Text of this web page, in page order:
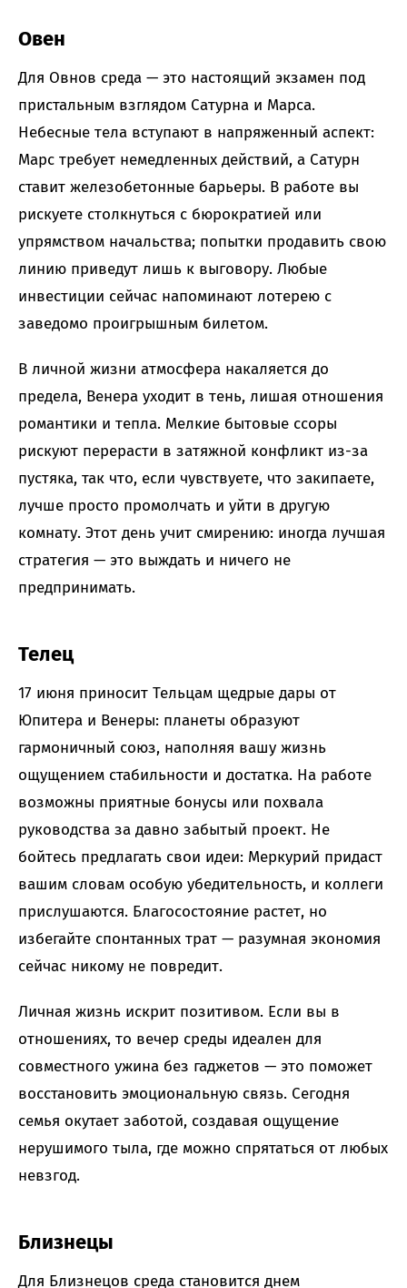
Овен
Для Овнов среда — это настоящий экзамен под
пристальным взглядом Сатурна и Марса.
Небесные тела вступают в напряженный аспект:
Марс требует немедленных действий, а Сатурн
ставит железобетонные барьеры. В работе вы
рискуете столкнуться с бюрократией или
упрямством начальства; попытки продавить свою
линию приведут лишь к выговору. Любые
инвестиции сейчас напоминают лотерею с
заведомо проигрышным билетом.
В личной жизни атмосфера накаляется до
предела, Венера уходит в тень, лишая отношения
романтики и тепла. Мелкие бытовые ссоры
рискуют перерасти в затяжной конфликт из-за
пустяка, так что, если чувствуете, что закипаете,
лучше просто промолчать и уйти в другую
комнату. Этот день учит смирению: иногда лучшая
стратегия — это выждать и ничего не
предпринимать.
Телец
17 июня приносит Тельцам щедрые дары от
Юпитера и Венеры: планеты образуют
гармоничный союз, наполняя вашу жизнь
ощущением стабильности и достатка. На работе
возможны приятные бонусы или похвала
руководства за давно забытый проект. Не
бойтесь предлагать свои идеи: Меркурий придаст
вашим словам особую убедительность, и коллеги
прислушаются. Благосостояние растет, но
избегайте спонтанных трат — разумная экономия
сейчас никому не повредит.
Личная жизнь искрит позитивом. Если вы в
отношениях, то вечер среды идеален для
совместного ужина без гаджетов — это поможет
восстановить эмоциональную связь. Сегодня
семья окутает заботой, создавая ощущение
нерушимого тыла, где можно спрятаться от любых
невзгод.
Близнецы
Для Близнецов среда становится днем